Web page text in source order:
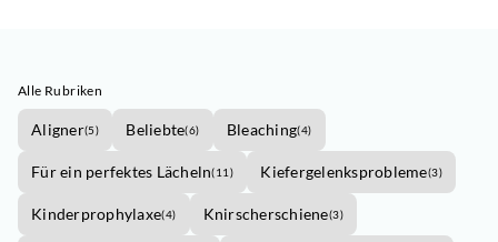
Alle Rubriken
Aligner(5) Beliebte(6) Bleaching(4)
Für ein perfektes Lächeln(11 ) Kiefergelenksprobleme(3)
Kinderprophylaxe(4) Knirscherschiene(3)